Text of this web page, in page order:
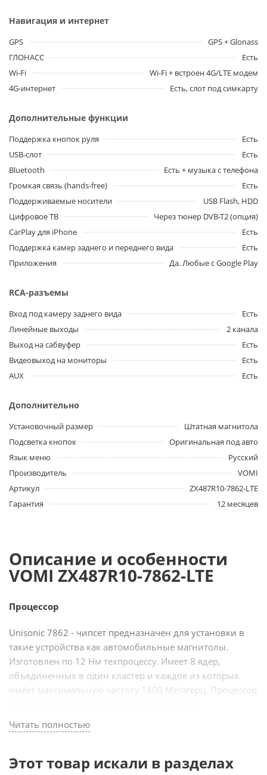
Навигация и интернет
GPS
GPS + Glonass
ГЛОНАСС
Есть
Wi-Fi
Wi-Fi + встроен 4G/LTE модем
4G-интернет
Есть, слот под симкарту
Дополнительные функции
Поддержка кнопок руля
Есть
USB-слот
Есть
Bluetooth
Есть + музыка с телефона
Громкая связь (hands-free)
Есть
Поддерживаемые носители
USB Flash, HDD
Цифровое ТВ
Через тюнер DVB-T2 (опция)
CarPlay для iPhone
Есть
Поддержка камер заднего и переднего вида
Есть
Приложения
Да. Любые с Google Play
RCA-разъемы
Вход под камеру заднего вида
Есть
Линейные выходы
2 канала
Выход на сабвуфер
Есть
Видеовыход на мониторы
Есть
AUX
Есть
Дополнительно
Установочный размер
Штатная магнитола
Подсветка кнопок
Оригинальная под авто
Язык меню
Русский
Производитель
VOMI
Артикул
ZX487R10-7862-LTE
Гарантия
12 месяцев
Описание и особенности
VOMI ZX487R10-7862-LTE
Процессор
Unisonic 7862 - чипсет предназначен для установки в
такие устройства как автомобильные магнитолы.
Изготовлен по 12 Нм техпроцессу. Имеет 8 ядер,
объединенных в один кластер и каждое из которых
имеет максимальную частоту 1800 Мегагерц. Процессор
графическими данными происходит при помощи чипа
2-ядерного ARM Mali G52 614.4 Мегагерц. Магнитолы
работать в сетях LTE.
Читать полностью
Этот товар искали в разделах